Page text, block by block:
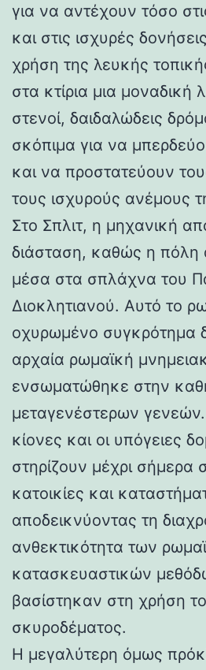
για να αντέχουν τόσο
και στις ισχυρές
χρήση της λευκής
στα κτίρια μια μοναδική
στενοί, δαιδαλώδεις
σκόπιμα για να
και να προστατεύουν
τους ισχυρούς ανέμους
Στο Σπλιτ, η μηχανική
διάσταση, καθώς η πόλη
μέσα στα σπλάχνα του
Διοκλητιανού. Αυτό το
οχυρωμένο συγκρότημα
αρχαία ρωμαϊκή
ενσωματώθηκε στην
μεταγενέστερων
κίονες και οι υπόγειες
στηρίζουν μέχρι σήμερα
κατοικίες και
αποδεικνύοντας τη
ανθεκτικότητα των
κατασκευαστικών
βασίστηκαν στη χρήση
σκυροδέματος.
Η μεγαλύτερη όμως